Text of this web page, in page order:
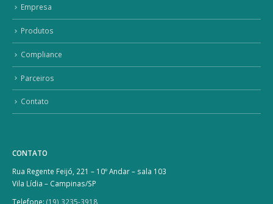
Empresa
Produtos
Compliance
Parceiros
Contato
CONTATO
Rua Regente Feijó, 221 – 10º Andar – sala 103
Vila Lídia – Campinas/SP
Telefone: (19) 3235-3918